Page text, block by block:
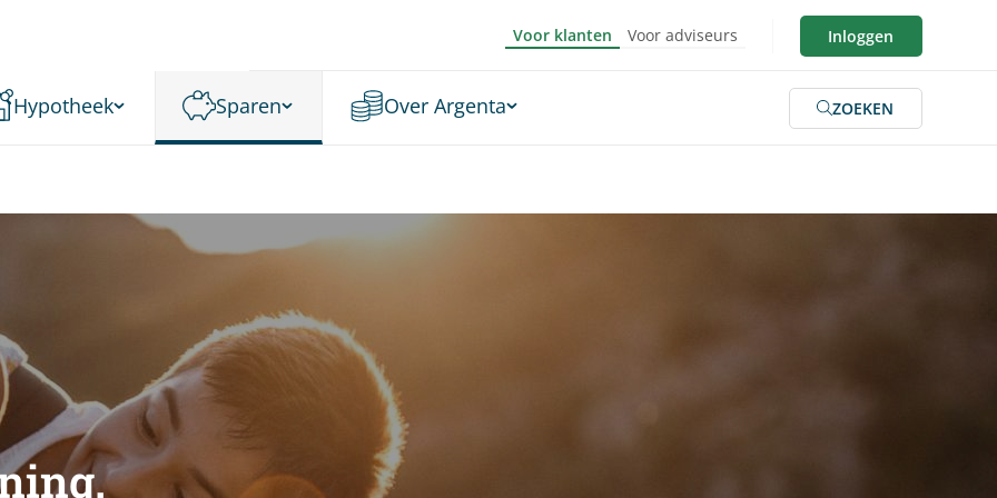
Voor klanten Voor adviseurs Inloggen
Hypotheek Sparen Over Argenta ZOEKEN